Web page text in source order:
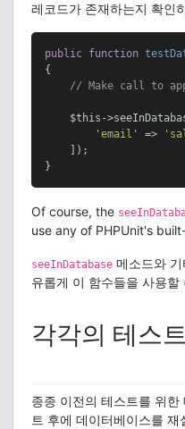
레코드가 존재하는지 확인
public function
{
// Make call to
$this-
'email'
=>
    ]);
}
Of course, the
use any of PHPUnit's
seeInDatabase 메소드와
유롭게 이 함수들을 사용할
각각의 테스
종종 이전의 테스트를 위
트 후에 데이터베이스를